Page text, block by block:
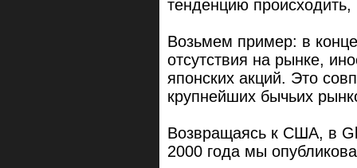
тенденцию происходить,
Возьмем пример: в
отсутствия на рынке,
японских акций. Это
крупнейших бычьих
Возвращаясь к США, в
2000 года мы